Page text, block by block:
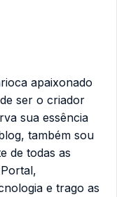
apaixonado
ser o criador
sua essência
também sou
de todas as
e trago as